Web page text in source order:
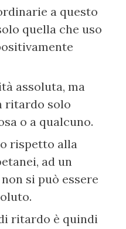
a questo
quella che uso
assoluta, ma
ritardo solo
o a qualcuno.
rispetto alla
ad un
si può essere
ritardo è quindi